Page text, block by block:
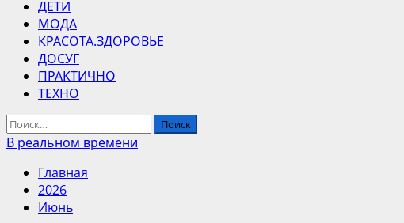
ДЕТИ
МОДА
КРАСОТА.ЗДОРОВЬЕ
ДОСУГ
ПРАКТИЧНО
ТЕХНО
Найти:
В реальном времени
Главная
2026
Июнь